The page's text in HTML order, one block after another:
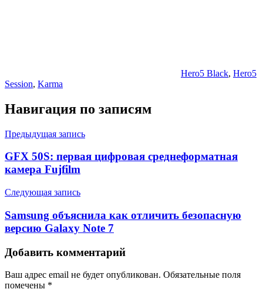
Hero5 Black, Hero5
Session, Karma
Навигация по записям
Предыдущая запись
GFX 50S: первая цифровая среднеформатная
камера Fujfilm
Следующая запись
Samsung объяснила как отличить безопасную
версию Galaxy Note 7
Добавить комментарий
Ваш адрес email не будет опубликован. Обязательные поля
помечены *